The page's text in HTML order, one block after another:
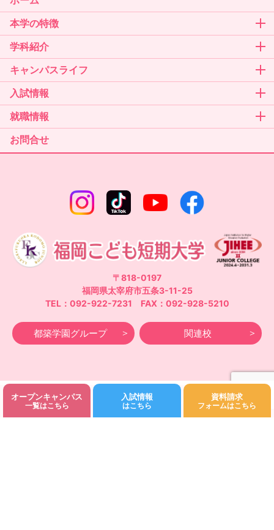
オープンキャンパス
一覧はこちら
入試情報
はこちら
資料請求
フォームはこちら
本学の特徴
学科紹介
キャンパスライフ
入試情報
就職情報
お問合せ
〒818-0197
福岡県太宰府市五条3-11-25
TEL：092-922-7231 FAX：092-928-5210
都築学園グループ 関連校
©Fukuoka Kodomo Junior College 都築学園.All rights reserved.